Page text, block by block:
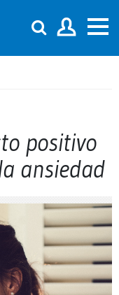
positivo
ansiedad